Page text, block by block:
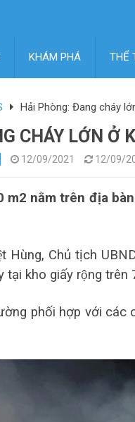
KHÁM PHÁ THỂ
Hải Phòng: Đang cháy
CHÁY LỚN Ở
12/09/2021 12/09/
m2 nằm trên địa
Hùng, Chủ tịch
tại kho giấy rộng trên
phối hợp với